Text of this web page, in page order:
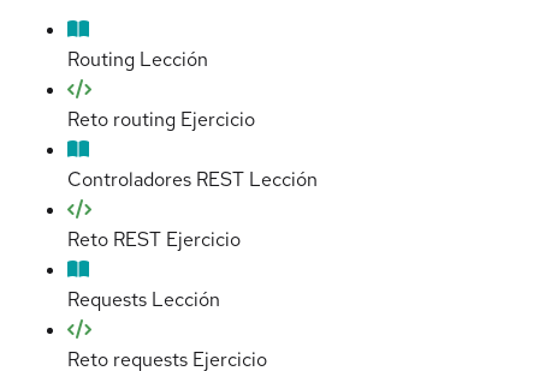
Routing Lección
Reto routing Ejercicio
Controladores REST Lección
Reto REST Ejercicio
Requests Lección
Reto requests Ejercicio